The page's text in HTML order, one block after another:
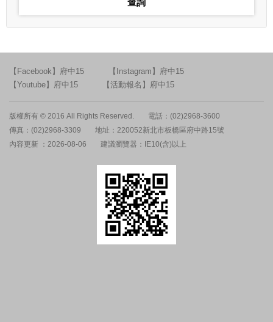
【Facebook】府中15
【Instagram】府中15
【Youtube】府中15
【活動報名】府中15
版權所有 © 2016 All Rights Reserved.
電話：(02)2968-3600
傳真：(02)2968-3309
地址：220052新北市板橋區府中路15號
內容更新 ：2026-08-06
建議瀏覽器：IE10(含)以上